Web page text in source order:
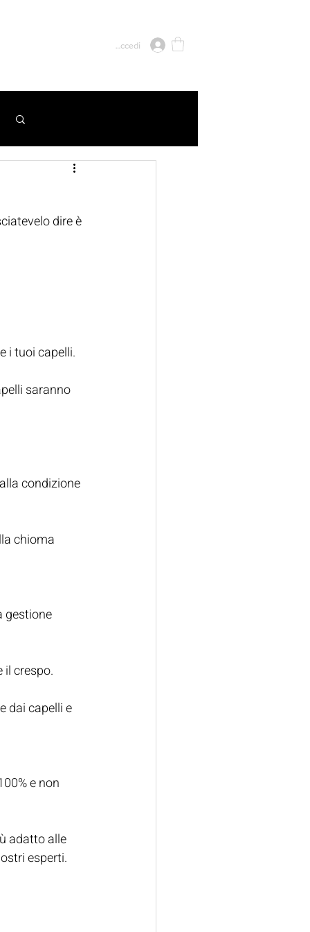
Accedi
dire è
i tuoi capelli.
saranno
condizione
chioma
gestione
il crespo.
dai capelli e
e non
adatto alle
esperti.